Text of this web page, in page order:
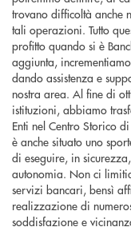
trovano difficoltà anche
tali operazioni. Tutto
profitto quando si è
aggiunta,
dando assistenza e
nostra area. Al fine di
istituzioni, abbiamo
Enti nel Centro Storico
è anche situato uno
di eseguire, in
autonomia. Non ci
servizi bancari, bensì
realizzazione di
soddisfazione e